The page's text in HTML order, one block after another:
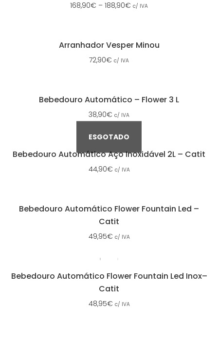
168,90€ – 188,90€ c/ IVA
Arranhador Vesper Minou
72,90€ c/ IVA
Bebedouro Automático – Flower 3 L
38,90€ c/ IVA
ESGOTADO
Bebedouro Automático Aço Inoxidável 2L – Catit
44,90€ c/ IVA
Bebedouro Automático Flower Fountain Led –
Catit
49,95€ c/ IVA
Bebedouro Automático Flower Fountain Led Inox–
Catit
48,95€ c/ IVA